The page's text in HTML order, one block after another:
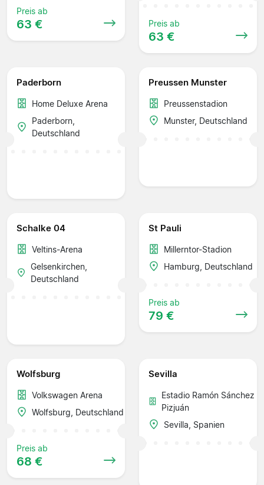
Preis ab
63 € Preis ab
63 €
Paderborn
Home Deluxe Arena
Paderborn,
Deutschland
Preussen Munster
Preussenstadion
Munster, Deutschland
Schalke 04
Veltins-Arena
Gelsenkirchen,
Deutschland
St Pauli
Millerntor-Stadion
Hamburg, Deutschland
Preis ab
79 €
Wolfsburg
Volkswagen Arena
Wolfsburg, Deutschland
Preis ab
68 €
Sevilla
Estadio Ramón Sánchez
Pizjuán
Sevilla, Spanien